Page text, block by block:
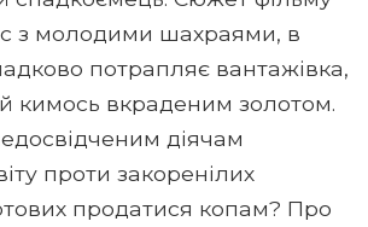
з молодими шахраями, в
потрапляє вантажівка,
кимось вкраденим золотом.
діячам
проти закоренілих
продатися копам? Про